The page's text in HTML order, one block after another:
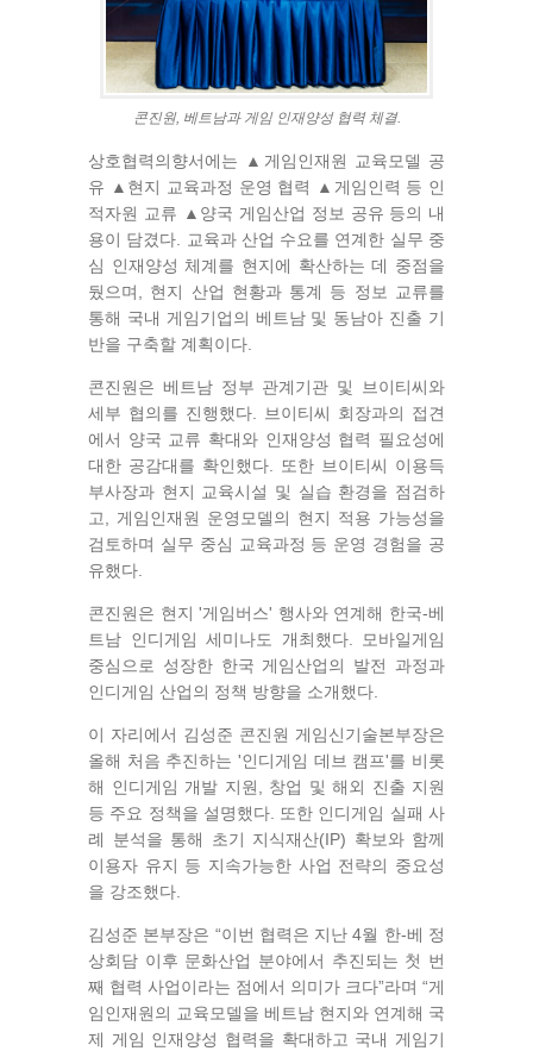
콘진원, 베트남과 게임 인재양성 협력 체결.
상호협력의향서에는 ▲게임인재원 교육모델 공
유 ▲현지 교육과정 운영 협력 ▲게임인력 등 인
적자원 교류 ▲양국 게임산업 정보 공유 등의 내
용이 담겼다. 교육과 산업 수요를 연계한 실무 중
심 인재양성 체계를 현지에 확산하는 데 중점을
뒀으며, 현지 산업 현황과 통계 등 정보 교류를
통해 국내 게임기업의 베트남 및 동남아 진출 기
반을 구축할 계획이다.
콘진원은 베트남 정부 관계기관 및 브이티씨와
세부 협의를 진행했다. 브이티씨 회장과의 접견
에서 양국 교류 확대와 인재양성 협력 필요성에
대한 공감대를 확인했다. 또한 브이티씨 이용득
부사장과 현지 교육시설 및 실습 환경을 점검하
고, 게임인재원 운영모델의 현지 적용 가능성을
검토하며 실무 중심 교육과정 등 운영 경험을 공
유했다.
콘진원은 현지 '게임버스' 행사와 연계해 한국-베
트남 인디게임 세미나도 개최했다. 모바일게임
중심으로 성장한 한국 게임산업의 발전 과정과
인디게임 산업의 정책 방향을 소개했다.
이 자리에서 김성준 콘진원 게임신기술본부장은
올해 처음 추진하는 '인디게임 데브 캠프'를 비롯
해 인디게임 개발 지원, 창업 및 해외 진출 지원
등 주요 정책을 설명했다. 또한 인디게임 실패 사
례 분석을 통해 초기 지식재산(IP) 확보와 함께
이용자 유지 등 지속가능한 사업 전략의 중요성
을 강조했다.
김성준 본부장은 “이번 협력은 지난 4월 한-베 정
상회담 이후 문화산업 분야에서 추진되는 첫 번
째 협력 사업이라는 점에서 의미가 크다”라며 “게
임인재원의 교육모델을 베트남 현지와 연계해 국
제 게임 인재양성 협력을 확대하고 국내 게임기